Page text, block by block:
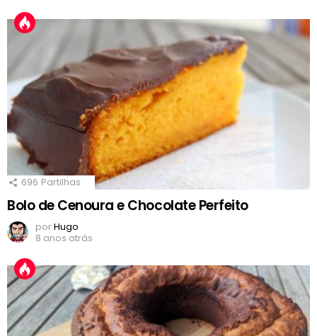
696 Partilhas
Bolo de Cenoura e Chocolate Perfeito
porHugo
8 anos atrás